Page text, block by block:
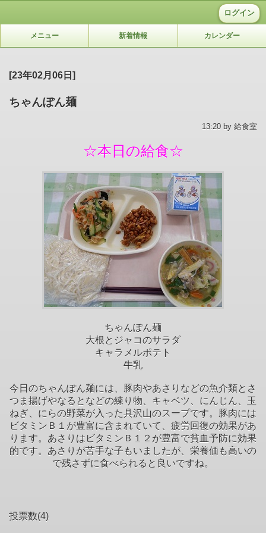
ログイン
メニュー 新着情報 カレンダー
[23年02月06日]
ちゃんぽん麺
13:20 by 給食室
☆本日の給食☆
ちゃんぽん麺
大根とジャコのサラダ
キャラメルポテト
牛乳
今日のちゃんぽん麺には、豚肉やあさりなどの魚介類とさ
つま揚げやなるとなどの練り物、キャベツ、にんじん、玉
ねぎ、にらの野菜が入った具沢山のスープです。豚肉には
ビタミンＢ１が豊富に含まれていて、疲労回復の効果があ
ります。あさりはビタミンＢ１２が豊富で貧血予防に効果
的です。あさりが苦手な子もいましたが、栄養価も高いの
で残さずに食べられると良いですね。
投票数(4)